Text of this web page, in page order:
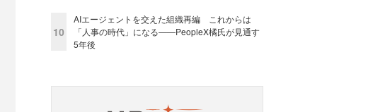
10
AIエージェントを交えた組織再編 これからは
「人事の時代」になる——PeopleX橘氏が見通す
5年後